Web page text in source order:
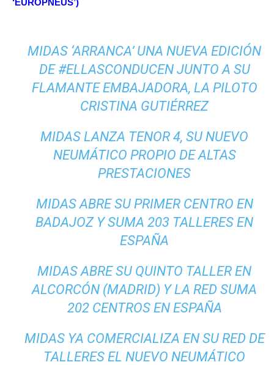
MIDAS ‘ARRANCA’ UNA NUEVA EDICIÓN
DE #ELLASCONDUCEN JUNTO A SU
FLAMANTE EMBAJADORA, LA PILOTO
CRISTINA GUTIÉRREZ
MIDAS LANZA TENOR 4, SU NUEVO
NEUMÁTICO PROPIO DE ALTAS
PRESTACIONES
MIDAS ABRE SU PRIMER CENTRO EN
BADAJOZ Y SUMA 203 TALLERES EN
ESPAÑA
MIDAS ABRE SU QUINTO TALLER EN
ALCORCÓN (MADRID) Y LA RED SUMA
202 CENTROS EN ESPAÑA
MIDAS YA COMERCIALIZA EN SU RED DE
TALLERES EL NUEVO NEUMÁTICO